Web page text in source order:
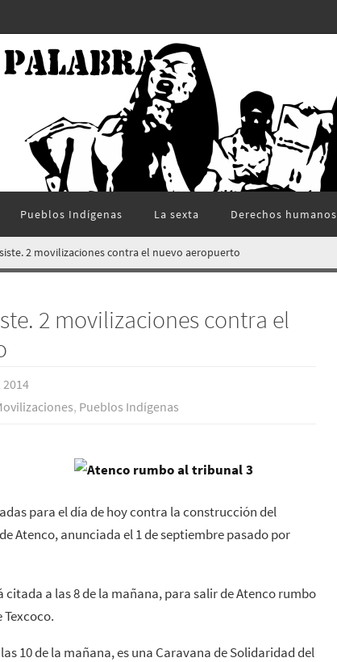
Pueblos Indí­genas La sexta Derechos humanos
2 movilizaciones contra el nuevo aeropuerto
2 movilizaciones contra el
, Pueblos Indí­genas
para el día de hoy contra la construcción del
Atenco, anunciada el 1 de septiembre pasado por
a las 8 de la mañana, para salir de Atenco rumbo
10 de la mañana, es una Caravana de Solidaridad del